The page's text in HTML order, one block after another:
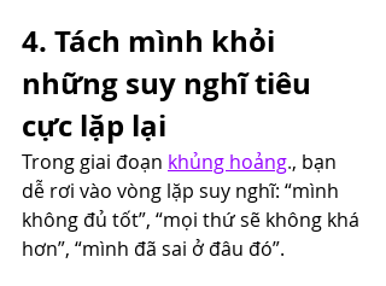
4. Tách mình khỏi
những suy nghĩ tiêu
cực lặp lại
Trong giai đoạn khủng hoảng., bạn
dễ rơi vào vòng lặp suy nghĩ: “mình
không đủ tốt”, “mọi thứ sẽ không khá
hơn”, “mình đã sai ở đâu đó”.